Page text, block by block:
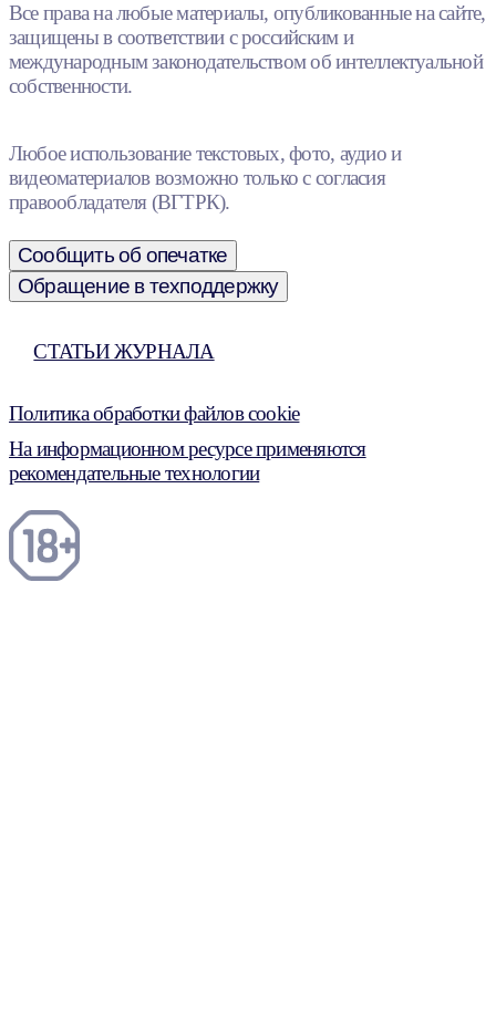
Все права на любые материалы, опубликованные на сайте,
защищены в соответствии с российским и
международным законодательством об интеллектуальной
собственности.
Любое использование текстовых, фото, аудио и
видеоматериалов возможно только с согласия
правообладателя (ВГТРК).
Сообщить об опечатке
Обращение в техподдержку
СТАТЬИ ЖУРНАЛА
Политика обработки файлов cookie
На информационном ресурсе применяются
рекомендательные технологии